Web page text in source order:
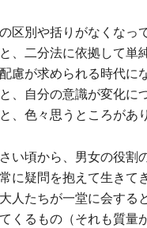
区別や括りがなくなっ
、二分法に依拠して単
慮が求められる時代に
、自分の意識が変化に
、色々思うところがあ
い頃から、男女の役割
に疑問を抱えて生きて
人たちが一堂に会する
くるもの（それも質量